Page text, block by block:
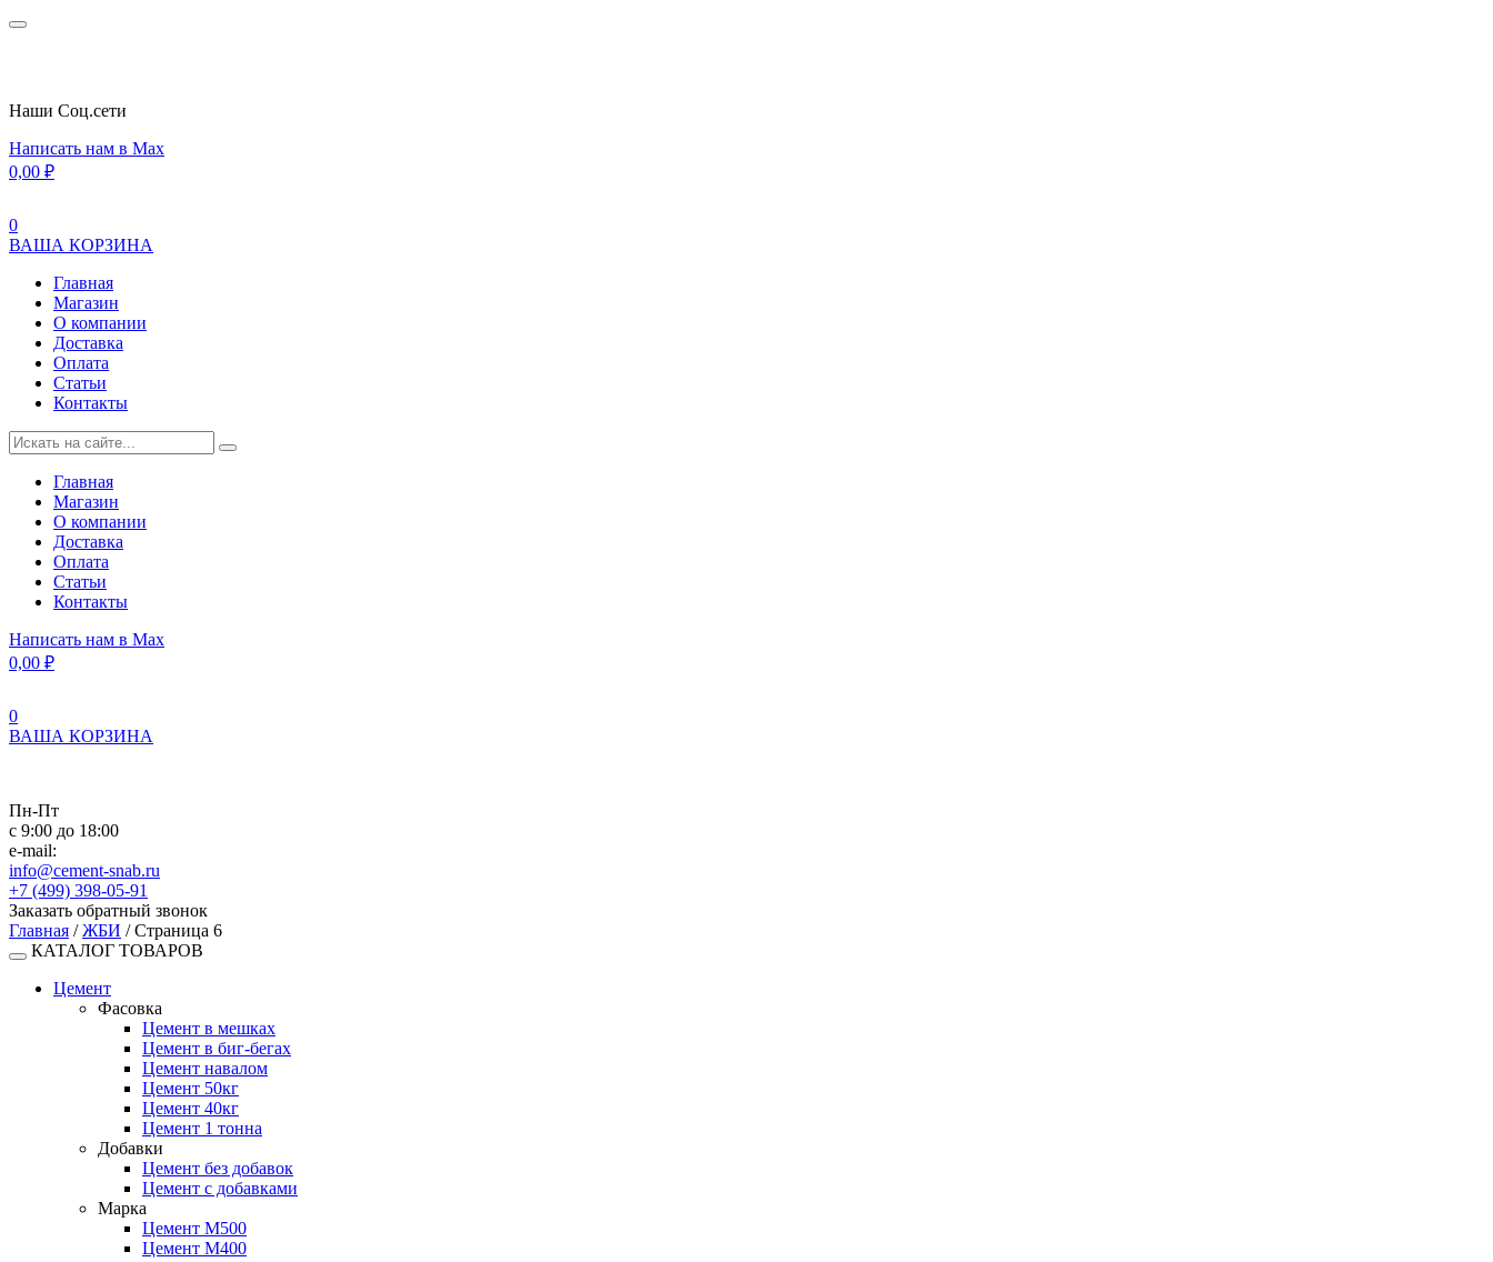
Наши Cоц.сети
Написать нам в Max
0,00 ₽
0
ВАША КОРЗИНА
Главная
Магазин
О компании
Доставка
Оплата
Статьи
Контакты
Главная
Магазин
О компании
Доставка
Оплата
Статьи
Контакты
Написать нам в Max
0,00 ₽
0
ВАША КОРЗИНА
Пн-Пт
с 9:00 до 18:00
e-mail:
info@cement-snab.ru
+7 (499) 398-05-91
Заказать обратный звонок
Главная /ЖБИ / Страница 6
КАТАЛОГ ТОВАРОВ
Цемент
Фасовка
Цемент в мешках
Цемент в биг-бегах
Цемент навалом
Цемент 50кг
Цемент 40кг
Цемент 1 тонна
Добавки
Цемент без добавок
Цемент с добавками
Марка
Цемент М500
Цемент М400